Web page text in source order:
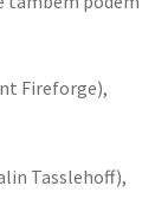
Fireforge),
Tasslehoff),